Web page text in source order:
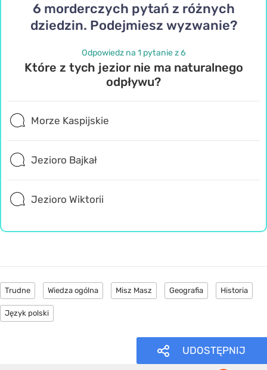
6 morderczych pytań z różnych
dziedzin. Podejmiesz wyzwanie?
Odpowiedz na 1 pytanie z 6
Które z tych jezior nie ma naturalnego
odpływu?
Morze Kaspijskie
Jezioro Bajkał
Jezioro Wiktorii
Trudne Wiedza ogólna Misz Masz Geografia Historia
Język polski
UDOSTĘPNIJ